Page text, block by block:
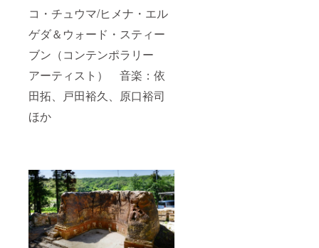
コ・チュウマ/ヒメナ・エル
ゲダ＆ウォード・スティー
ブン（コンテンポラリー
アーティスト） 音楽：依
田拓、戸田裕久、原口裕司
ほか